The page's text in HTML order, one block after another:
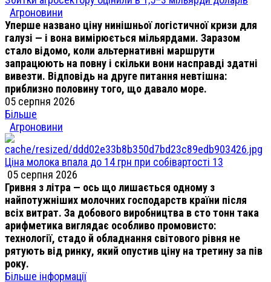
Агроновини
Уперше названо ціну нинішньої логістичної кризи для
галузі — і вона вимірюється мільярдами. Заразом
стало відомо, коли альтернативні маршрути
запрацюють на повну і скільки вони насправді здатні
вивезти. Відповідь на друге питання невтішна:
приблизно половину того, що давало море.
05 серпня 2026
Більше
Агроновини
Ціна молока впала до 14 грн при собівартості 13
05 серпня 2026
Гривня з літра — ось що лишається одному з
найпотужніших молочних господарств країни після
всіх витрат. За добового виробництва в сто тонн така
арифметика виглядає особливо промовисто:
технології, стадо й обладнання світового рівня не
рятують від ринку, який опустив ціну на третину за пів
року.
Більше інформації